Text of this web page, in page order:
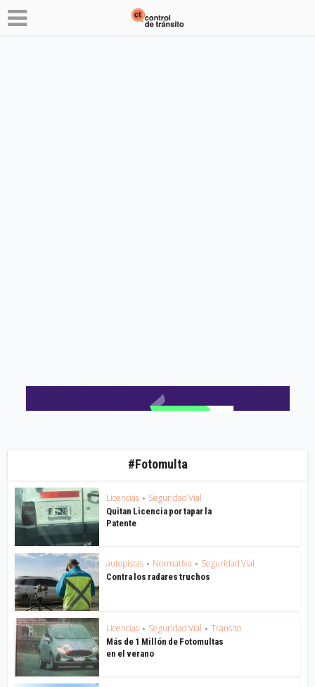
#Fotomulta
Licencias • Seguridad Vial
Quitan Licencia por tapar la
Patente
autopistas • Normativa • Seguridad Vial
Contra los radares truchos
Licencias • Seguridad Vial • Transito
Más de 1 Millón de Fotomultas
en el verano